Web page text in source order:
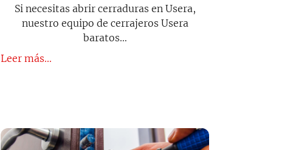
Si necesitas abrir cerraduras en Usera,
nuestro equipo de cerrajeros Usera
baratos…
Leer más...